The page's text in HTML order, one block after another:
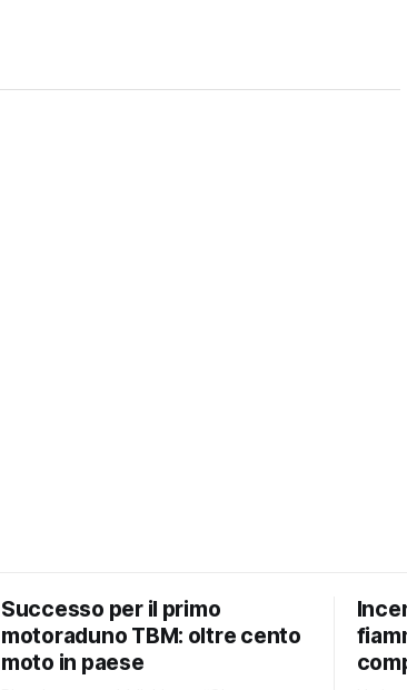
Successo per il primo
motoraduno TBM: oltre cento
moto in paese